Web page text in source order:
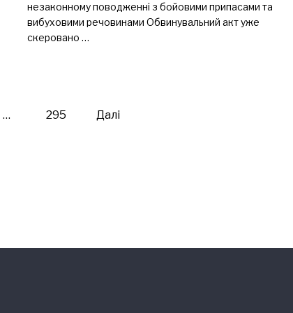
незаконному поводженні з бойовими припасами та
вибуховими речовинами Обвинувальний акт уже
скеровано …
… 295 Далі